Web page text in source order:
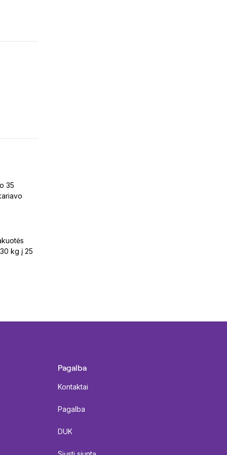
35
kg į 25
Pagalba
Kontaktai
Pagalba
DUK